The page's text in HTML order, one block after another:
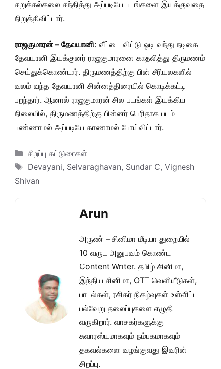
சறுக்கல்கலை சந்தித்து அப்படியே படங்களை இயக்குவதை
நிறுத்திவிட்டார்.
ராஜகுமாரன் – தேவயானி: வீட்டை விட்டு ஓடி வந்து நடிகை
தேவயானி இயக்குனர் ராஜகுமாரனை காதலித்து திருமணம்
செய்துக்கொண்டார். திருமணத்திற்கு பின் சீரியலகளில்
வலம் வந்த தேவயானி சின்னத்திரையில் கொடிக்கட்டி
பறந்தார். ஆனால் ராஜகுமாரன் சில படங்கள் இயக்கிய
நிலையில், திருமணத்திற்கு பின்னர் பெரிதாக படம்
பண்ணாமல் அப்படியே காணாமல் போய்விட்டார்.
Categories
சிறப்பு கட்டுரைகள்
Tags
Devayani, Selvaraghavan, Sundar C, Vignesh
Shivan
Arun
அருண் – சினிமா மீடியா துறையில்
10 வருட அனுபவம் கொண்ட
Content Writer. தமிழ் சினிமா,
இந்திய சினிமா, OTT வெளியீடுகள்,
பாடல்கள், ரசிகர் நிகழ்வுகள் உள்ளிட்ட
பல்வேறு தலைப்புகளை எழுதி
வருகிறார். வாசகர்களுக்கு
சுவாரஸ்யமாகவும் நம்பகமாகவும்
தகவல்களை வழங்குவது இவரின்
சிறப்பு.